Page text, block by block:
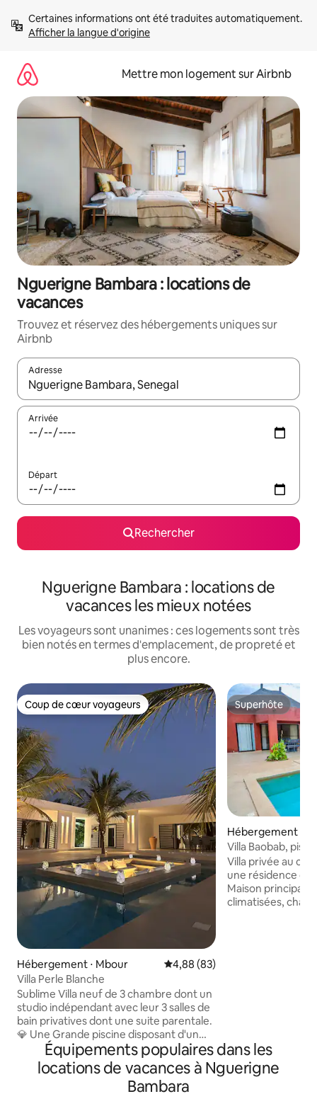
directement
Afficher la langue d'origine
Mettre mon logement sur Airbnb
Nguerigne Bambara : locations de
vacances
Trouvez et réservez des hébergements uniques sur
Airbnb
Adresse
Lorsque les résultats s'affichent, utilisez les flèches vers le
Arrivée
Départ
Rechercher
Nguerigne Bambara : locations de
vacances les mieux notées
Les voyageurs sont unanimes : ces logements sont très
bien notés en termes d'emplacement, de propreté et
plus encore.
Coup de cœur voyageurs
Coup de cœur voyageurs
Hébergement ⋅ Mbour Évaluation moyenne sur la
4,88 (83)
Villa Perle Blanche
Sublime Villa neuf de 3 chambre dont un
studio indépendant avec leur 3 salles de
bain privatives dont une suite parentale.
💎 Une Grande piscine disposant d'un
magnifique salon immergé, ainsi que des
beds et transats.Un grand séjour avec sa
cuisine US toute équipée.Villa
entièrement climatisée.Residence
Superhôte
Superhôte
Hébergement ⋅
ara
Villa Baobab,
sécurisée
Villa privée au
une résidence
Maison principale
climatisées,
Équipements populaires dans les
locations de vacances à Nguerigne
Bambara